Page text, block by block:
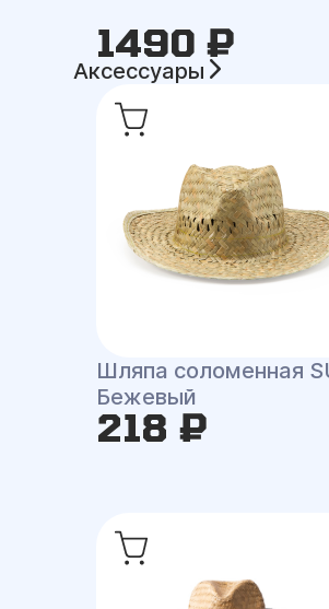
1490 ₽
Аксессуары
Шляпа соломенная
Бежевый
218 ₽